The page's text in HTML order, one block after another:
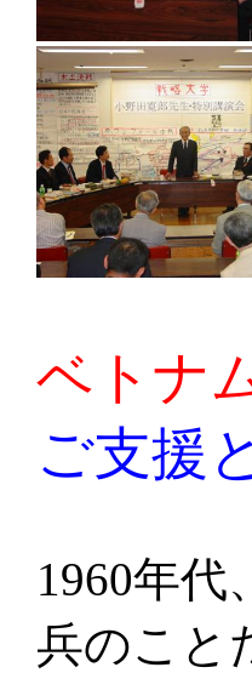
ベトナ
ご支援
1960年
兵のこと